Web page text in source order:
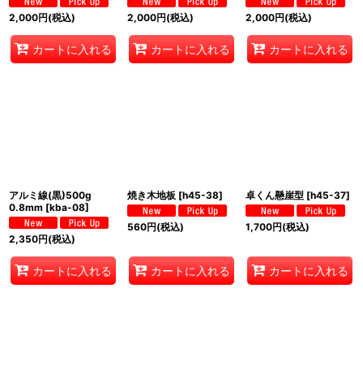
2,000円(税込)
カートに入れる
2,000円(税込)
カートに入れる
2,000円(税込)
カートに入れる
アルミ線(黒)500g
0.8mm [kba-08]
2,350円(税込)
カートに入れる
焼き木地板 [h45-38]
560円(税込)
カートに入れる
卓くん懸崖型 [h45-37]
1,700円(税込)
カートに入れる